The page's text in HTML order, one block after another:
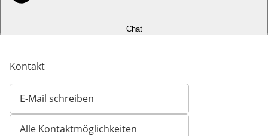
Chat
Kontakt
E-Mail schreiben
Öffnet E-Mail-Client
Alle Kontaktmöglichkeiten